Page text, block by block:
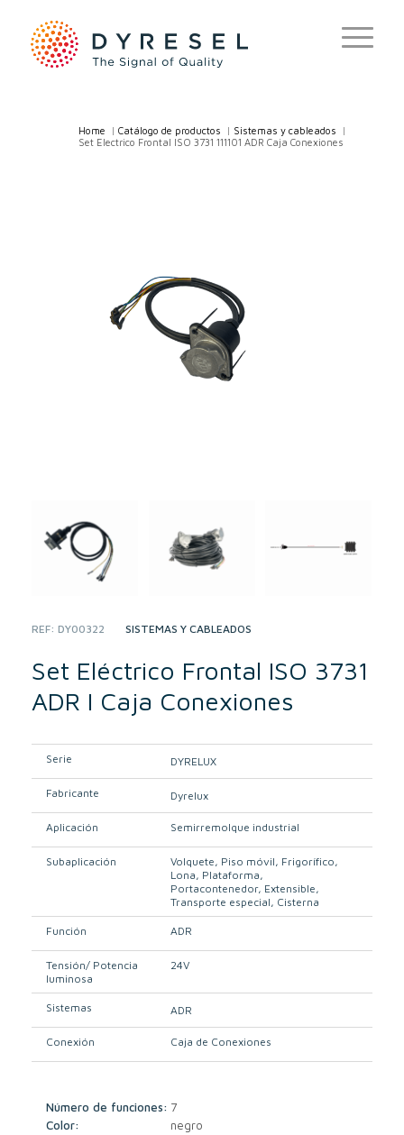
Home /Catálogo de productos Sistemas y cableados
Set Electrico Frontal ISO 3731 111101 ADR Caja Conexiones
REF:DY00322
CATEGORY:SISTEMAS Y CABLEADOS
Set Eléctrico Frontal ISO 3731
ADR I Caja Conexiones
Serie DYRELUX
Fabricante Dyrelux
Aplicación Semirremolque industrial
Subaplicación Volquete Piso móvil Frigorífico
Lona Plataforma
Portacontenedor Extensible
Transporte especial Cisterna
Función ADR
Tensión/ Potencia
luminosa
24V
Sistemas ADR
Conexión Caja de Conexiones
Número de funciones: 7
Color:
negro